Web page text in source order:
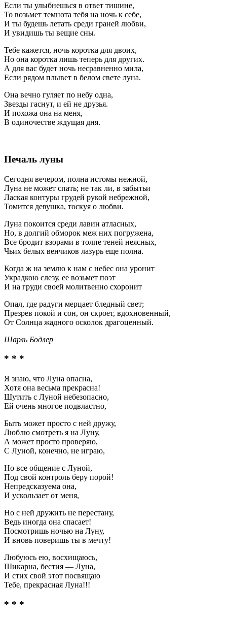
Если ты улыбнешься в ответ тишине,
То возьмет темнота тебя на ночь к себе,
И ты будешь летать среди граней любви,
И увидишь ты вещие сны.
Тебе кажется, ночь коротка для двоих,
Но она коротка лишь теперь для других.
А для вас будет ночь несравненно мила,
Если рядом плывет в белом свете луна.
Она вечно гуляет по небу одна,
Звезды гаснут, и ей не друзья.
И похожа она на меня,
В одиночестве ждущая дня.
Печаль луны
Сегодня вечером, полна истомы нежной,
Луна не может спать; не так ли, в забытьи
Лаская контуры грудей рукой небрежной,
Томится девушка, тоскуя о любви.
Луна покоится среди лавин атласных,
Но, в долгий обморок меж них погружена,
Все бродит взорами в толпе теней неясных,
Чьих белых венчиков лазурь еще полна.
Когда ж на землю к нам с небес она уронит
Украдкою слезу, ее возьмет поэт
И на груди своей молитвенно схоронит
Опал, где радуги мерцает бледный свет;
Презрев покой и сон, он скроет, вдохновенный,
От Солнца жадного осколок драгоценный.
Шарль Бодлер
* * *
Я знаю, что Луна опасна,
Хотя она весьма прекрасна!
Шутить с Луной небезопасно,
Ей очень многое подвластно,
Быть может просто с ней дружу,
Люблю смотреть я на Луну,
А может просто проверяю,
С Луной, конечно, не играю,
Но все общение с Луной,
Под свой контроль беру порой!
Непредсказуема она,
И ускользает от меня,
Но с ней дружить не перестану,
Ведь иногда она спасает!
Посмотришь ночью на Луну,
И вновь поверишь ты в мечту!
Любуюсь ею, восхищаюсь,
Шикарна, бестия — Луна,
И стих свой этот посвящаю
Тебе, прекрасная Луна!!!
* * *